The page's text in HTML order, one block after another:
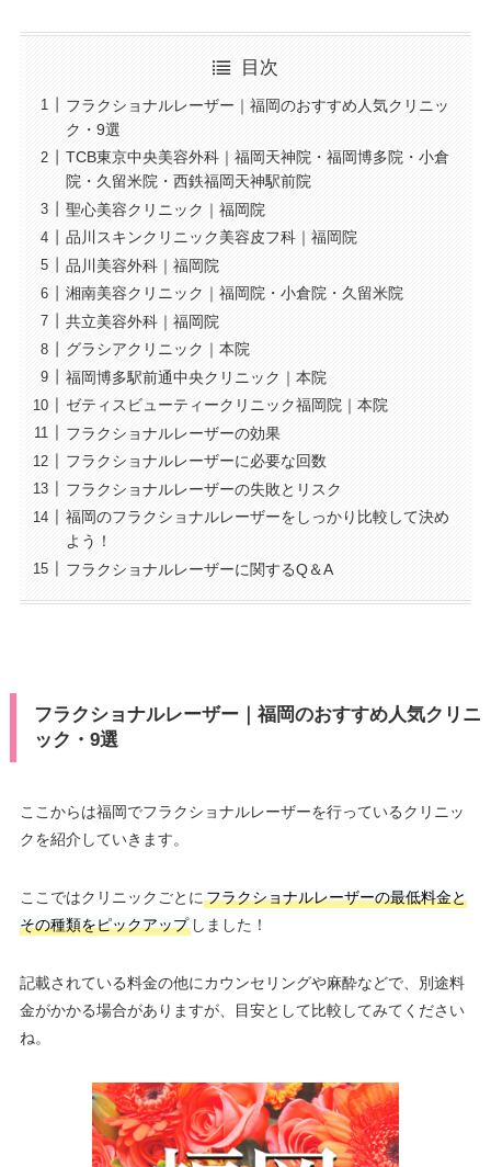
目次
フラクショナルレーザー｜福岡のおすすめ人気クリニッ
ク・9選
TCB東京中央美容外科｜福岡天神院・福岡博多院・小倉
院・久留米院・西鉄福岡天神駅前院
聖心美容クリニック｜福岡院
品川スキンクリニック美容皮フ科｜福岡院
品川美容外科｜福岡院
湘南美容クリニック｜福岡院・小倉院・久留米院
共立美容外科｜福岡院
グラシアクリニック｜本院
福岡博多駅前通中央クリニック｜本院
ゼティスビューティークリニック福岡院｜本院
フラクショナルレーザーの効果
フラクショナルレーザーに必要な回数
フラクショナルレーザーの失敗とリスク
福岡のフラクショナルレーザーをしっかり比較して決め
よう！
フラクショナルレーザーに関するQ＆A
フラクショナルレーザー｜福岡のおすすめ人気クリニ
ック・9選
ここからは福岡でフラクショナルレーザーを行っているクリニッ
クを紹介していきます。
ここではクリニックごとに フラクショナルレーザーの最低料金と
その種類をピックアップしました！
記載されている料金の他にカウンセリングや麻酔などで、別途料
金がかかる場合がありますが、目安として比較してみてください
ね。